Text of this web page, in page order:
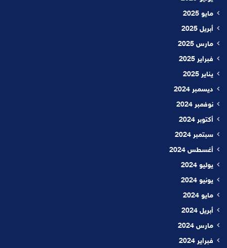
مايو 2025
أبريل 2025
مارس 2025
فبراير 2025
يناير 2025
ديسمبر 2024
نوفمبر 2024
أكتوبر 2024
سبتمبر 2024
أغسطس 2024
يوليو 2024
يونيو 2024
مايو 2024
أبريل 2024
مارس 2024
فبراير 2024